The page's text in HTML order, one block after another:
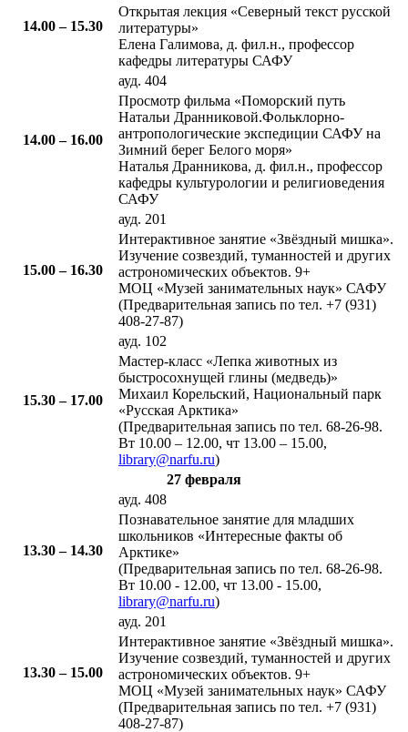
14.00 – 15.30​
​Открытая лекция «Северный текст русской
литературы»
Елена Галимова, д. фил.н., профессор
кафедры литературы САФУ
14.00 – 16.00​​
ауд. 404
​Просмотр фильма «Поморский путь
Натальи Дранниковой.Фольклорно-
антропологические экспедиции САФУ на
Зимний берег Белого моря»
Наталья Дранникова, д. фил.н., профессор
кафедры культурологии и религиоведения
САФУ
15.00 – 16.30​​
ауд. 201
​Интерактивное занятие «Звёздный мишка».
Изучение созвездий, туманностей и других
астрономических объектов. 9+
МОЦ «Музей занимательных наук» САФУ
(Предварительная запись по тел. +7 (931)
408-27-87)
15.30 – 17.00
ауд. 102
​Мастер-класс «Лепка животных из
быстросохнущей глины (медведь)»
Михаил Корельский, Национальный парк
«Русская Арктика»
(Предварительная запись по тел. 68-26-98.
Вт 10.00 – 12.00, чт 13.00 – 15.00,
library@narfu.ru)
27 февраля​
​13.30 – 14.30
ауд. 408
​Познавательное занятие для младших
школьников «Интересные факты об
Арктике»
(Предварительная запись по тел. 68-26-98.
Вт 10.00 - 12.00, чт 13.00 - 15.00,
library@narfu.ru)
13.30 – 15.00​
ауд. 201
​Интерактивное занятие «Звёздный мишка».
Изучение созвездий, туманностей и других
астрономических объектов. 9+
МОЦ «Музей занимательных наук» САФУ
(Предварительная запись по тел. +7 (931)
408-27-87)